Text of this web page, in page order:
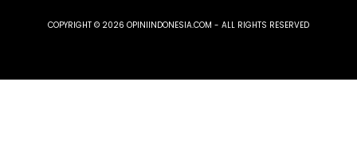
COPYRIGHT © 2026 OPINIINDONESIA.COM - ALL RIGHTS RESERVED